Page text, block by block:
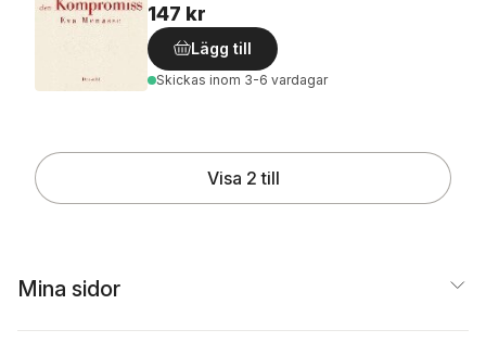
147 kr
Lägg till
Skickas inom 3-6 vardagar
Visa 2 till
Mina sidor